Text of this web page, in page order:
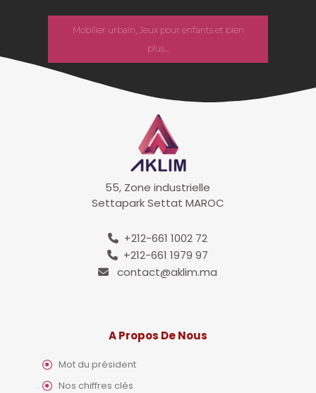
Mobilier urbain, Jeux pour enfants et bien
plus...
55, Zone industrielle
Settapark Settat MAROC
+212-661 1002 72
+212-661 1979 97
contact@aklim.ma
A Propos De Nous
Mot du président
Nos chiffres clés